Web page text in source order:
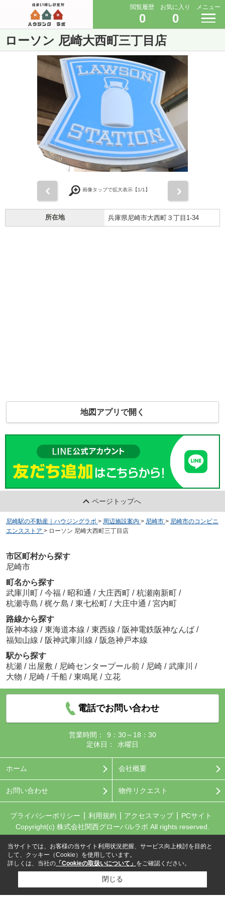
閲覧履歴
0
お気に入り
0
メニュー
ローソン 尼崎大西町三丁目店
画像タップで拡大表示【1/1】
所在地 兵庫県尼崎市大西町３丁目1-34
地図アプリで開く
ページトップへ
尼崎駅の不動産｜ハウジングラボ > 周辺施設案内 > 尼崎市 > 尼崎市のコンビニ
エンスストア > ローソン 尼崎大西町三丁目店
市区町村から探す
尼崎市
町名から探す
武庫川町 / 今福 / 昭和通 / 大庄西町 / 杭瀬南新町 /
杭瀬寺島 / 梶ケ島 / 東七松町 / 大庄中通 / 宮内町
路線から探す
阪神本線 / 東海道本線 / 東西線 / 阪神電鉄阪神なんば /
福知山線 / 阪神武庫川線 / 阪急神戸本線
駅から探す
杭瀬 / 出屋敷 / 尼崎センタープール前 / 尼崎 / 武庫川
/
大物 / 尼崎 / 千船 / 東鳴尾 / 立花
電話でお問い合わせ
営業時間：
9：30～18：30
定休日：
水曜日
ホーム 会社概要
お問い合わせ 物件リクエスト
プライバシーポリシー 利用規約 アクセスマップ
PCサイト
Copyright(c) 株式会社関西グローバルラボ All rights reserved.
当サイトでは、お客様の当サイト利用状況把握、サービス向上検討を目的と
して、クッキー（Cookie）を使用しています。
詳しくは、当社の 「Cookieの取扱いについて」 をご確認ください。
閉じる